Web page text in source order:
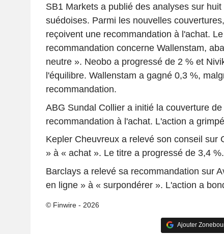
SB1 Markets a publié des analyses sur
suédoises. Parmi les nouvelles
reçoivent une recommandation à l'achat.
recommandation concerne Wallenstam,
neutre ». Neobo a progressé de 2 % et
l'équilibre. Wallenstam a gagné 0,3 %,
recommandation.
ABG Sundal Collier a initié la couverture
recommandation à l'achat. L'action a
Kepler Cheuvreux a relevé son conseil sur
» à « achat ». Le titre a progressé de 3,4 %.
Barclays a relevé sa recommandation sur
en ligne » à « surpondérer ». L'action a
© Finwire - 2026
Ajouter